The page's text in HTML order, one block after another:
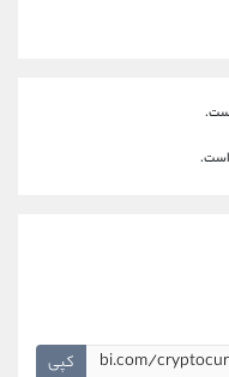
است.
کپی